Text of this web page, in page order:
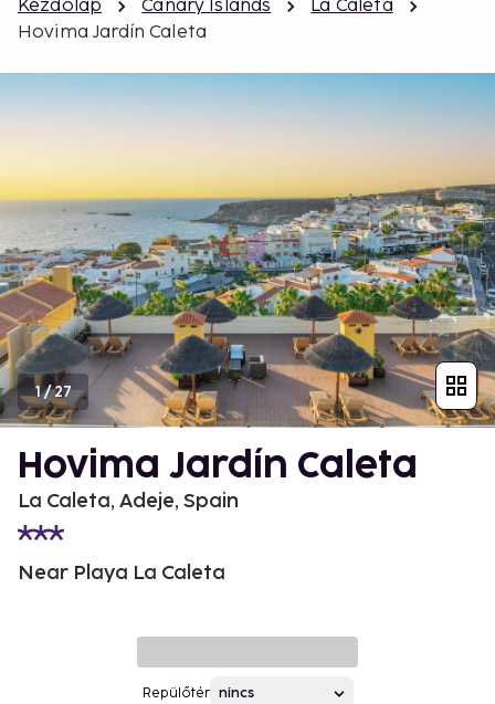
Kezdőlap Canary Islands
La Caleta
Hovima Jardín Caleta
1/27
Hovima Jardín Caleta
La Caleta, Adeje, Spain
Near Playa La Caleta
Repülőtér